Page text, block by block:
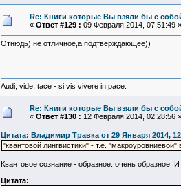
Re: Книги которые Вы взяли бы с
« Ответ #129 : 09 Февраля 2014, 07:51:49 »
Отнюдь) не отличное,а подтверждающее))
Audi, vide, tace - si vis vivere in pace.
Re: Книги которые Вы взяли бы с
« Ответ #130 : 12 Февраля 2014, 02:28:56 »
Цитата: Владимир Травка от 29 Января 2014,
"квантовой лингвистики" - т.е.
Квантовое сознание - образное. очень образное.
Цитата: